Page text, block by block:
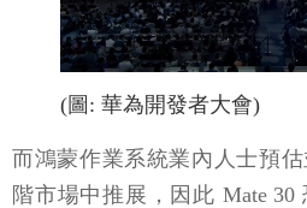
(圖: 華為開發者大會)
而鴻蒙作業系統業內人士預
階市場中推展，因此 Mate